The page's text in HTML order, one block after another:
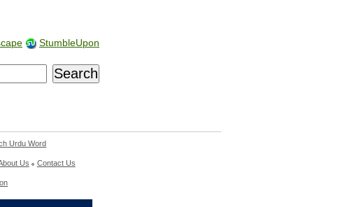
StumbleUpon
Urdu Word
Us Contact Us